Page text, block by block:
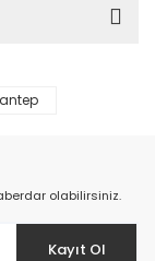
olabilirsiniz.
Kayıt Ol